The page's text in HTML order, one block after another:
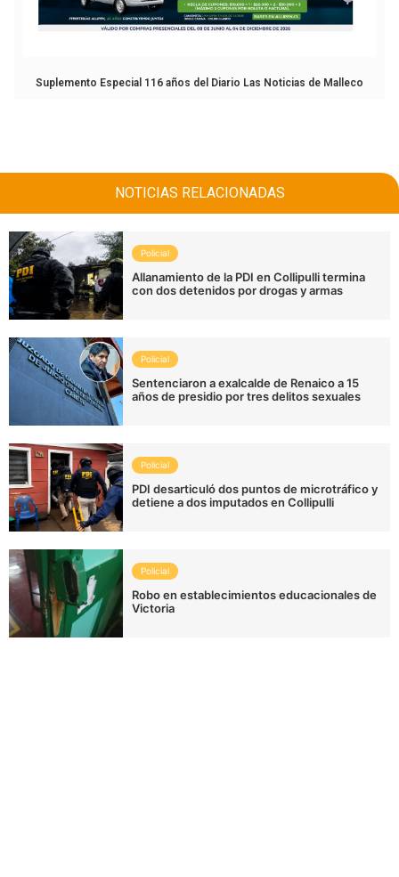
Suplemento Especial 116 años del Diario Las Noticias de Malleco
NOTICIAS RELACIONADAS
Policial
Allanamiento de la PDI en Collipulli termina
con dos detenidos por drogas y armas
Policial
Sentenciaron a exalcalde de Renaico a 15
años de presidio por tres delitos sexuales
Policial
PDI desarticuló dos puntos de microtráfico y
detiene a dos imputados en Collipulli
Policial
Robo en establecimientos educacionales de
Victoria